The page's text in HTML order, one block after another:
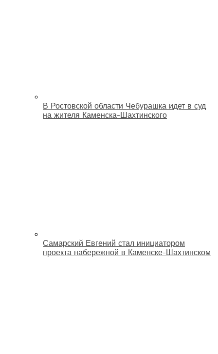
В Ростовской области Чебурашка идет в суд
на жителя Каменска-Шахтинского
Самарский Евгений стал инициатором
проекта набережной в Каменске-Шахтинском